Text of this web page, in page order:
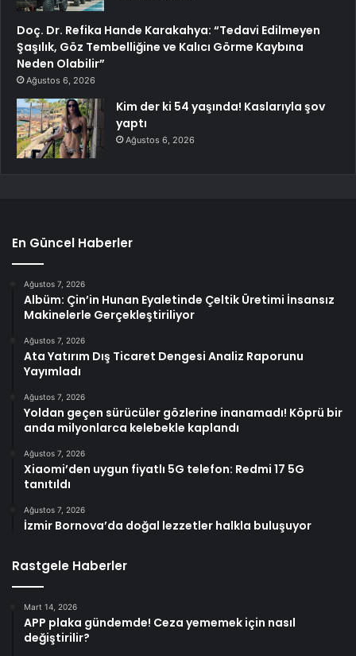
Doç. Dr. Refika Hande Karakahya: “Tedavi Edilmeyen
Şaşılık, Göz Tembelliğine ve Kalıcı Görme Kaybına
Neden Olabilir”
Ağustos 6, 2026
Kim der ki 54 yaşında! Kaslarıyla şov
yaptı
Ağustos 6, 2026
En Güncel Haberler
Ağustos 7, 2026
Albüm: Çin’in Hunan Eyaletinde Çeltik Üretimi İnsansız
Makinelerle Gerçekleştiriliyor
Ağustos 7, 2026
Ata Yatırım Dış Ticaret Dengesi Analiz Raporunu
Yayımladı
Ağustos 7, 2026
Yoldan geçen sürücüler gözlerine inanamadı! Köprü bir
anda milyonlarca kelebekle kaplandı
Ağustos 7, 2026
Xiaomi’den uygun fiyatlı 5G telefon: Redmi 17 5G
tanıtıldı
Ağustos 7, 2026
İzmir Bornova’da doğal lezzetler halkla buluşuyor
Rastgele Haberler
Mart 14, 2026
APP plaka gündemde! Ceza yememek için nasıl
değiştirilir?